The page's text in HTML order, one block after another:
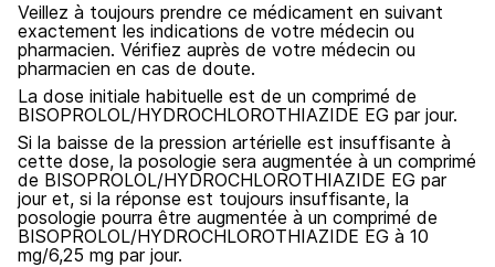
Veillez à toujours prendre ce médicament en suivant
exactement les indications de votre médecin ou
pharmacien. Vérifiez auprès de votre médecin ou
pharmacien en cas de doute.
La dose initiale habituelle est de un comprimé de
BISOPROLOL/HYDROCHLOROTHIAZIDE EG par jour.
Si la baisse de la pression artérielle est insuffisante à
cette dose, la posologie sera augmentée à un comprimé
de BISOPROLOL/HYDROCHLOROTHIAZIDE EG par
jour et, si la réponse est toujours insuffisante, la
posologie pourra être augmentée à un comprimé de
BISOPROLOL/HYDROCHLOROTHIAZIDE EG à 10
mg/6,25 mg par jour.